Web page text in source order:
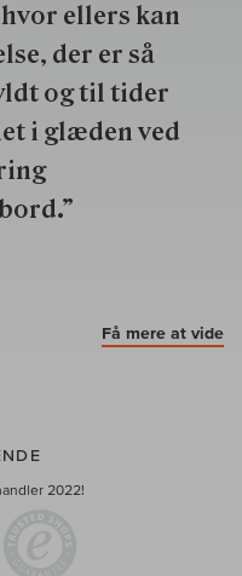
ellers kan
der er så
og til tider
i glæden ved
Få mere at vide
2022!